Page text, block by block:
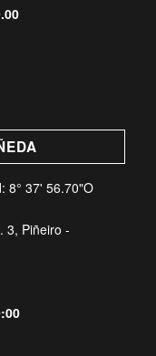
8° 37' 56.70"O
3, Piñeiro -